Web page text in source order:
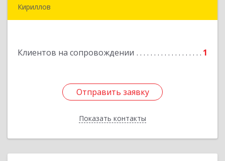
Кириллов
Клиентов на сопровождении 1
Отправить заявку
Показать контакты
Подробнее
Отправить заявку
Назад